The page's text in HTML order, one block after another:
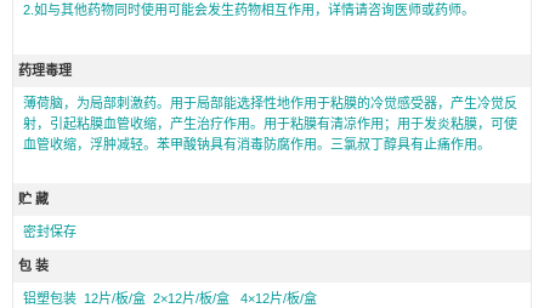
2.如与其他药物同时使用可能会发生药物相互作用，详情请咨询医师或药师。
药理毒理
薄荷脑，为局部刺激药。用于局部能选择性地作用于粘膜的冷觉感受器，产生冷觉反
射，引起粘膜血管收缩，产生治疗作用。用于粘膜有清凉作用；用于发炎粘膜，可使
血管收缩，浮肿减轻。苯甲酸钠具有消毒防腐作用。三氯叔丁醇具有止痛作用。
贮 藏
密封保存
包 装
铝塑包装 12片/板/盒 2×12片/板/盒 4×12片/板/盒